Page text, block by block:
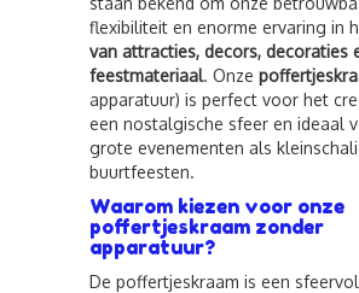
flexibiliteit en enorme ervaring in
van attracties, decors, decoraties
feestmateriaal. Onze
apparatuur) is perfect voor het
een nostalgische sfeer en ideaal
grote evenementen als
buurtfeesten.
Waarom kiezen voor onze
poffertjeskraam zonder
apparatuur?
De poffertjeskraam is een